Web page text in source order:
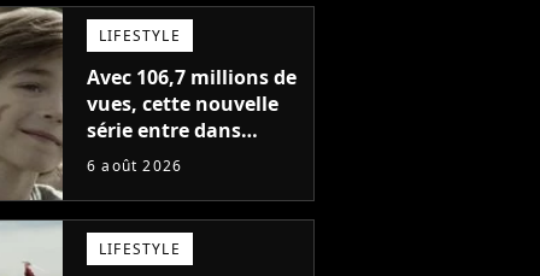
LIFESTYLE
Avec 106,7 millions de
vues, cette nouvelle
série entre dans
l'histoire de Netflix en
6 août 2026
LIFESTYLE